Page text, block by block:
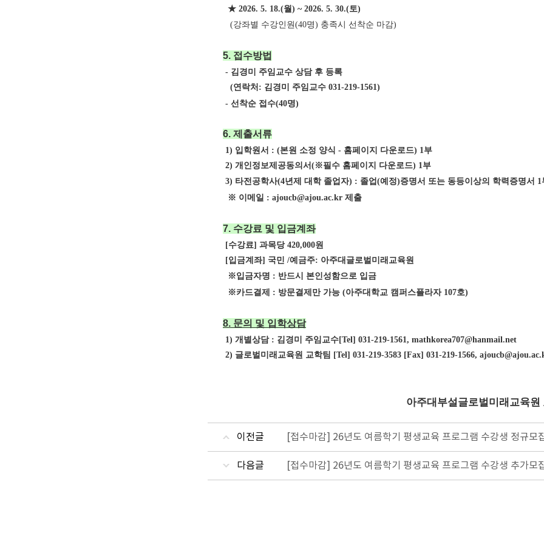
★ 2026. 5. 18.(월) ~ 2026. 5. 30.(토)
(강좌별 수강인원(40명) 충족시 선착순 마감)
5. 접수방법
- 김경미 주임교수 상담 후 등록
(연락처: 김경미 주임교수 031-219-1561)
- 선착순 접수(40명)
6. 제출서류
1) 입학원서 : (본원 소정 양식 - 홈페이지 다운로드) 1부
2) 개인정보제공동의서(※필수 홈페이지 다운로드) 1부
3) 타전공학사(4년제 대학 졸업자) : 졸업(예정)증명서 또는 동등이상의 학력증명서 1
※ 이메일 : ajoucb@ajou.ac.kr 제출
7. 수강료 및 입금계좌
[수강료] 과목당 420,000원
[입금계좌] 국민 /예금주: 아주대글로벌미래교육원
※입금자명 : 반드시 본인성함으로 입금
※카드결제 : 방문결제만 가능 (아주대학교 캠퍼스플라자 107호)
8. 문의 및 입학상담
1) 개별상담 : 김경미 주임교수[Tel] 031-219-1561, mathkorea707@hanmail.net
2) 글로벌미래교육원 교학팀 [Tel] 031-219-3583 [Fax] 031-219-1566,
아주대부설글로벌미래교육원
이전글 [접수마감] 26년도 여름학기 평생교육 프로그램 수강생 정규모
다음글 [접수마감] 26년도 여름학기 평생교육 프로그램 수강생 추가모